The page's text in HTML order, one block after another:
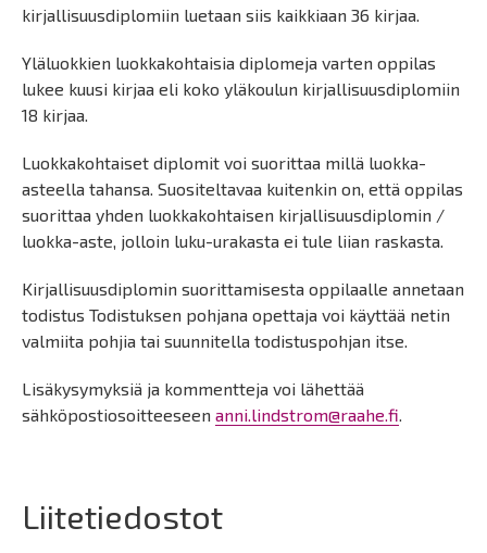
kirjallisuusdiplomiin luetaan siis kaikkiaan 36 kirjaa.
Yläluokkien luokkakohtaisia diplomeja varten oppilas
lukee kuusi kirjaa eli koko yläkoulun kirjallisuusdiplomiin
18 kirjaa.
Luokkakohtaiset diplomit voi suorittaa millä luokka-
asteella tahansa. Suositeltavaa kuitenkin on, että oppilas
suorittaa yhden luokkakohtaisen kirjallisuusdiplomin /
luokka-aste, jolloin luku-urakasta ei tule liian raskasta.
Kirjallisuusdiplomin suorittamisesta oppilaalle annetaan
todistus Todistuksen pohjana opettaja voi käyttää netin
valmiita pohjia tai suunnitella todistuspohjan itse.
Lisäkysymyksiä ja kommentteja voi lähettää
sähköpostiosoitteeseen anni.lindstrom@raahe.fi.
Liitetiedostot